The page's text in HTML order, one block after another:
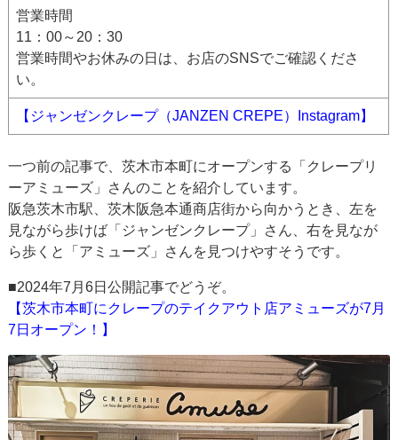
営業時間
11：00～20：30
営業時間やお休みの日は、お店のSNSでご確認くださ
い。
【ジャンゼンクレープ（JANZEN CREPE）Instagram】
一つ前の記事で、茨木市本町にオープンする「クレープリ
ーアミューズ」さんのことを紹介しています。
阪急茨木市駅、茨木阪急本通商店街から向かうとき、左を
見ながら歩けば「ジャンゼンクレープ」さん、右を見なが
ら歩くと「アミューズ」さんを見つけやすそうです。
■2024年7月6日公開記事でどうぞ。
【茨木市本町にクレープのテイクアウト店アミューズが7月
7日オープン！】